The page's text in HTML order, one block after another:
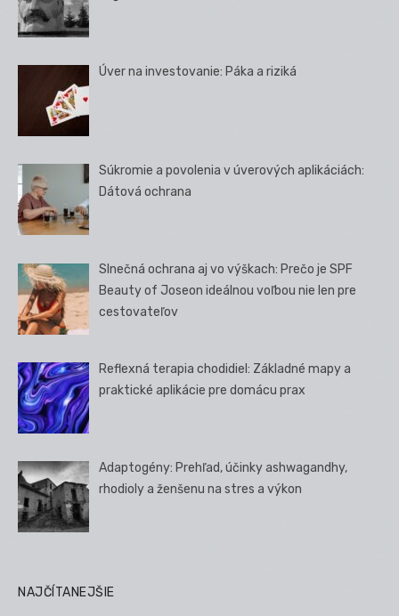
Úver na investovanie: Páka a riziká
Súkromie a povolenia v úverových aplikáciách:
Dátová ochrana
Slnečná ochrana aj vo výškach: Prečo je SPF
Beauty of Joseon ideálnou voľbou nie len pre
cestovateľov
Reflexná terapia chodidiel: Základné mapy a
praktické aplikácie pre domácu prax
Adaptogény: Prehľad, účinky ashwagandhy,
rhodioly a ženšenu na stres a výkon
NAJČÍTANEJŠIE